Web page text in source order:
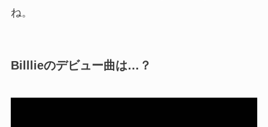
ね。
Billlieのデビュー曲は…？